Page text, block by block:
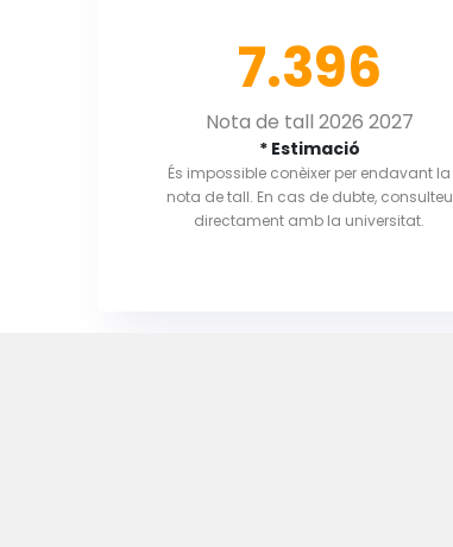
7.396
Nota de tall 2026 2027
* Estimació
És impossible conèixer per endavant la
nota de tall. En cas de dubte, consulteu
directament amb la universitat.